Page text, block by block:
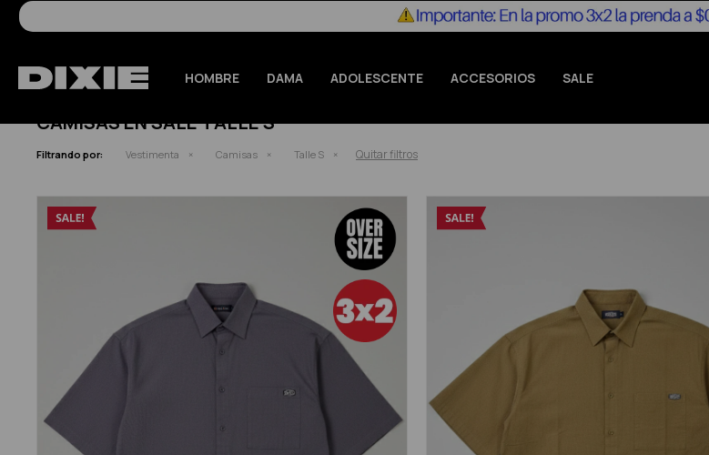
HOMBRE DAMA ADOLESCENTE ACCESORIOS SALE
CAMISAS EN SALE TALLE S
Filtrando por: Vestimenta Camisas Talle S Quitar filtros